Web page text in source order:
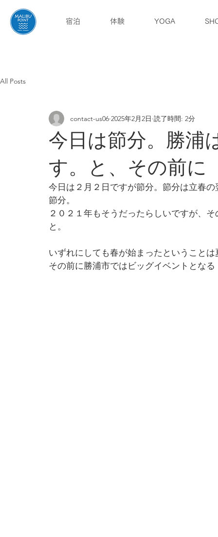
宿泊 体験 YOGA
All Posts
今日は節分。勝浦
す。と、その前に
contact-us06 2025年2月2日 読了時間: 2分
今日は２月２日ですが節分。節分は立春
節分。
２０２１年もそうだったらしいですが、
と。
いずれにしても春が始まったということ
その前に勝浦市ではビッグイベントとな